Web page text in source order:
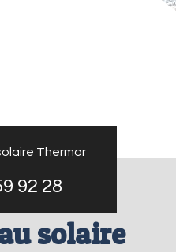
Thermor
92 28
solaire